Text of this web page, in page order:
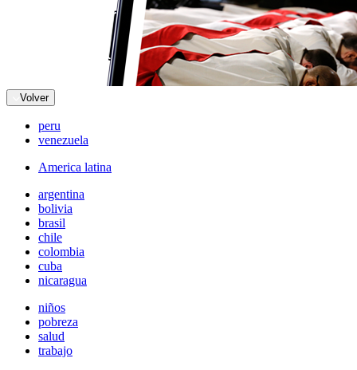
Volver
peru
venezuela
America latina
argentina
bolivia
brasil
chile
colombia
cuba
nicaragua
niños
pobreza
salud
trabajo